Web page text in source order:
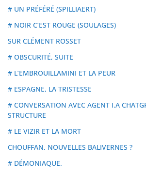
# UN PRÉFÉRÉ (SPILLIAERT)
# NOIR C’EST ROUGE (SOULAGES)
SUR CLÉMENT ROSSET
# OBSCURITÉ, SUITE
# L’EMBROUILLAMINI ET LA PEUR
# ESPAGNE, LA TRISTESSE
# CONVERSATION AVEC AGENT I.A
STRUCTURE
# LE VIZIR ET LA MORT
CHOUFFAN, NOUVELLES BALIVERNES ?
# DÉMONIAQUE.